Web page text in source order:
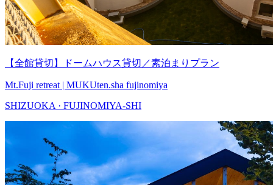
【全館貸切】ドームハウス貸切／素泊まりプラン
Mt.Fuji retreat | MUKUten.sha fujinomiya
SHIZUOKA · FUJINOMIYA-SHI